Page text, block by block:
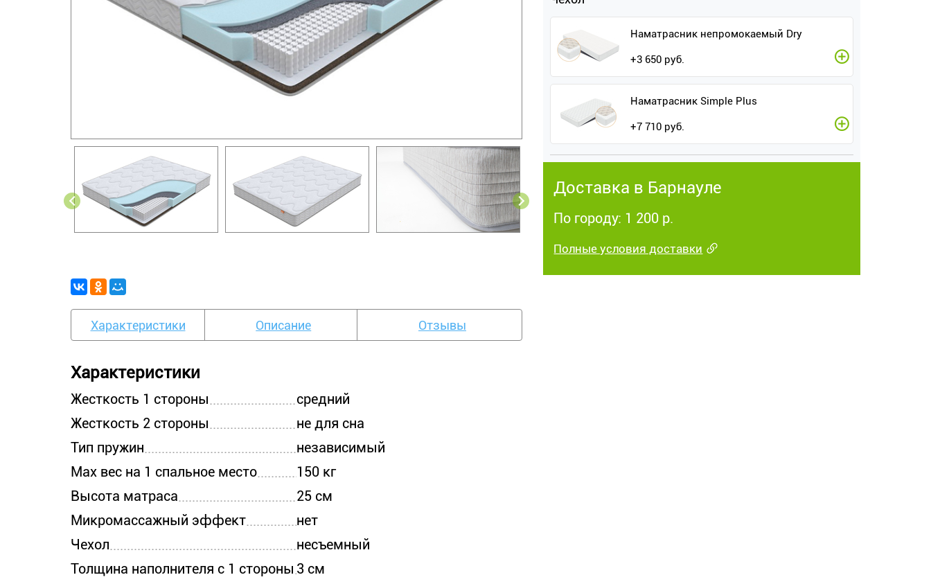
Характеристики Описание Отзывы
Характеристики
Жесткость 1 стороны
средний
Жесткость 2 стороны
не для сна
Тип пружин
независимый
Max вес на 1 спальное место
150 кг
Высота матраса
25 см
Микромассажный эффект
нет
Чехол
несъемный
Толщина наполнителя с 1 стороны 3 см
Наматрасник непромокаемый Dry
+3 650 руб.
Наматрасник Simple Plus
+7 710 руб.
Доставка в Барнауле
По городу: 1 200 р.
Полные условия доставки